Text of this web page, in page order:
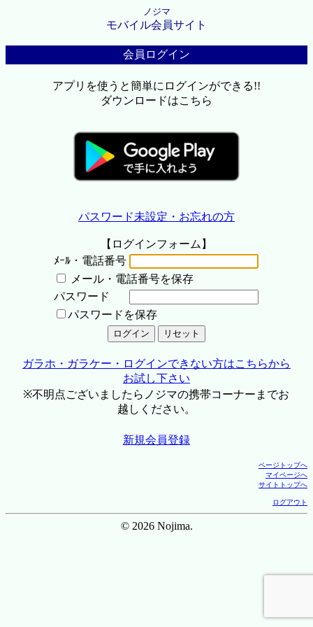
ノジマ
モバイル会員サイト
会員ログイン
アプリを使うと簡単にログインができる!!
ダウンロードはこちら
パスワード未設定・お忘れの方
【ログインフォーム】
ﾒｰﾙ・電話番号
メール・電話番号を保存
パスワード
パスワードを保存
ガラホ・ガラケー・ログインできない方はこちらから
お試し下さい
※不明点ございましたらノジマの携帯コーナーまでお
越しください。
新規会員登録
ページトップへ
マイページへ
サイトトップへ
ログアウト
© 2026 Nojima.